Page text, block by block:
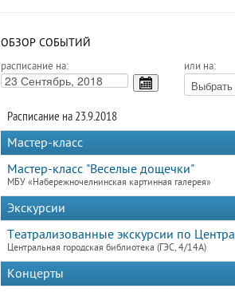
ОБЗОР СОБЫТИЙ
расписание на: или на:
Расписание на 23.9.2018
Мастер-класс
Мастер-класс "Веселые дощечки"
МБУ «Набережночелнинская картинная галерея»
Экскурсии
Театрализованные экскурсии по
Центральная городская библиотека (ГЭС, 4/14А)
Концерты